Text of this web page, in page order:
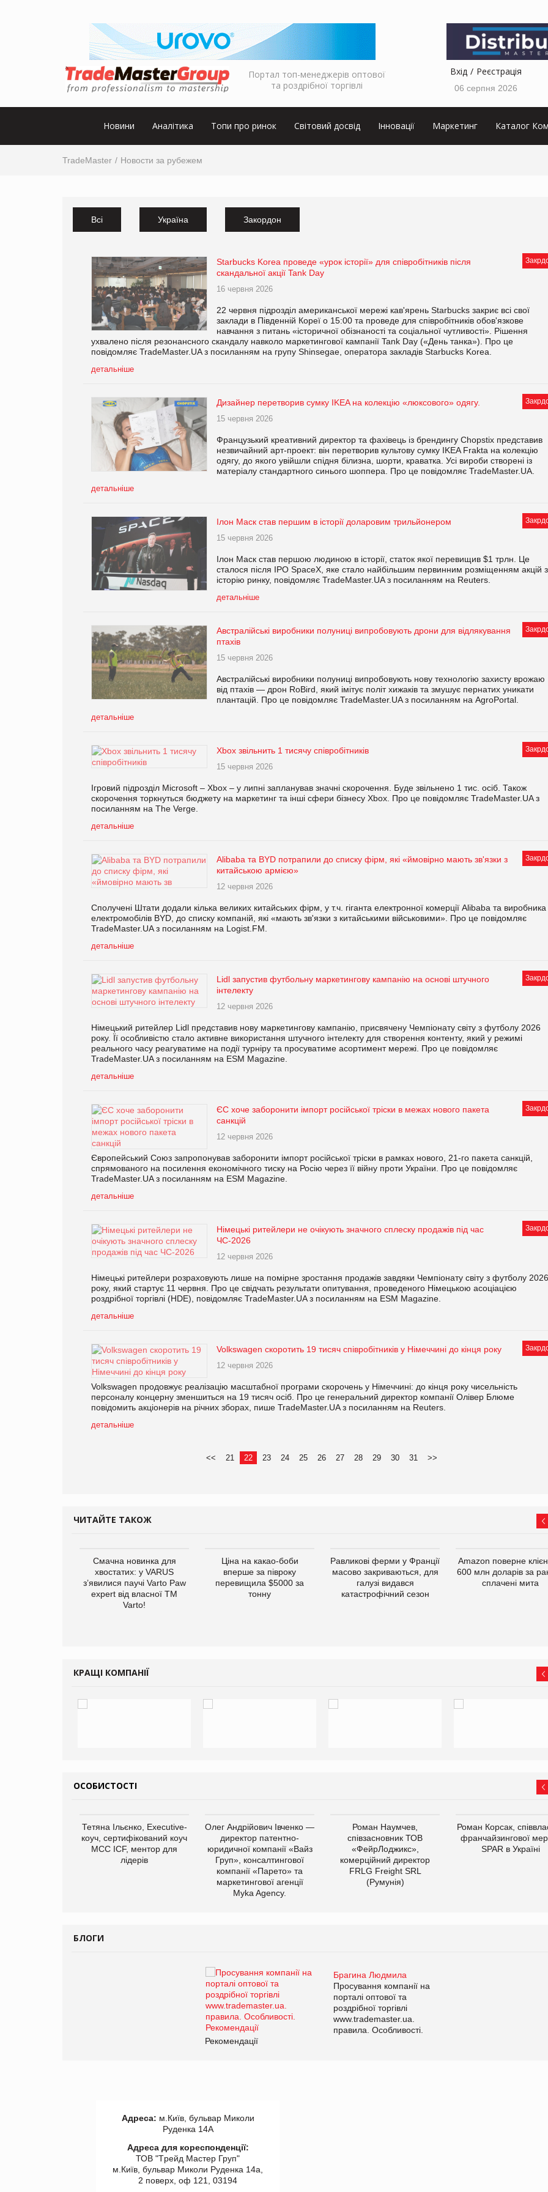
Портал топ-менеджерів оптової
та роздрібної торгівлі
Вхід Реєстрація
06 серпня 2026
Новини Аналітика Топи про ринок Світовий досвід Інновації Маркетинг Каталог
TradeMaster Новости за рубежем
Всі Україна Закордон
Starbucks Korea проведе «урок історії» для співробітників після
скандальної акції Tank Day
16 червня 2026
22 червня підрозділ американської мережі кав'ярень Starbucks закриє всі свої
заклади в Південній Кореї о 15:00 та проведе для співробітників обов'язкове
навчання з питань «історичної обізнаності та соціальної чутливості». Рішення
ухвалено після резонансного скандалу навколо маркетингової кампанії Tank Day («День танка»). Про це
повідомляє TradeMaster.UA з посиланням на групу Shinsegae, оператора закладів Starbucks Korea.
детальніше
Дизайнер перетворив сумку IKEA на колекцію «люксового» одягу.
15 червня 2026
Французький креативний директор та фахівець із брендингу Chopstix представив
незвичайний арт-проект: він перетворив культову сумку IKEA Frakta на колекцію
одягу, до якого увійшли спідня білизна, шорти, краватка. Усі вироби створені із
матеріалу стандартного синього шоппера. Про це повідомляє TradeMaster.UA.
детальніше
Ілон Маск став першим в історії доларовим трильйонером
15 червня 2026
Ілон Маск став першою людиною в історії, статок якої перевищив $1 трлн. Це
сталося після IPO SpaceX, яке стало найбільшим первинним розміщенням акцій
історію ринку, повідомляє TradeMaster.UA з посиланням на Reuters.
детальніше
Австралійські виробники полуниці випробовують дрони для відлякування
птахів
15 червня 2026
Австралійські виробники полуниці випробовують нову технологію захисту врожаю
від птахів — дрон RoBird, який імітує політ хижаків та змушує пернатих уникати
плантацій. Про це повідомляє TradeMaster.UA з посиланням на AgroPortal.
детальніше
Xbox звільнить 1 тисячу співробітників
15 червня 2026
Ігровий підрозділ Microsoft – Xbox – у липні запланував значні скорочення. Буде звільнено 1 тис. осіб. Також
скорочення торкнуться бюджету на маркетинг та інші сфери бізнесу Xbox. Про це повідомляє TradeMaster.UA з
посиланням на The Verge.
детальніше
Alibaba та BYD потрапили до списку фірм, які «ймовірно мають зв'язки з
китайською армією»
12 червня 2026
Сполучені Штати додали кілька великих китайських фірм, у т.ч. гіганта електронної комерції Alibaba та виробника
електромобілів BYD, до списку компаній, які «мають зв'язки з китайськими військовими». Про це повідомляє
TradeMaster.UA з посиланням на Logist.FM.
детальніше
Lidl запустив футбольну маркетингову кампанію на основі штучного
інтелекту
12 червня 2026
Німецький ритейлер Lidl представив нову маркетингову кампанію, присвячену Чемпіонату світу з футболу 2026
року. Її особливістю стало активне використання штучного інтелекту для створення контенту, який у режимі
реального часу реагуватиме на події турніру та просуватиме асортимент мережі. Про це повідомляє
TradeMaster.UA з посиланням на ESM Magazine.
детальніше
ЄС хоче заборонити імпорт російської тріски в межах нового пакета
санкцій
12 червня 2026
Європейський Союз запропонував заборонити імпорт російської тріски в рамках нового, 21-го пакета санкцій,
спрямованого на посилення економічного тиску на Росію через її війну проти України. Про це повідомляє
TradeMaster.UA з посиланням на ESM Magazine.
детальніше
Німецькі ритейлери не очікують значного сплеску продажів під час
ЧС-2026
12 червня 2026
Німецькі ритейлери розраховують лише на помірне зростання продажів завдяки Чемпіонату світу з футболу 2026
року, який стартує 11 червня. Про це свідчать результати опитування, проведеного Німецькою асоціацією
роздрібної торгівлі (HDE), повідомляє TradeMaster.UA з посиланням на ESM Magazine.
детальніше
Volkswagen скоротить 19 тисяч співробітників у Німеччині до кінця року
12 червня 2026
Volkswagen продовжує реалізацію масштабної програми скорочень у Німеччині: до кінця року чисельність
персоналу концерну зменшиться на 19 тисяч осіб. Про це генеральний директор компанії Олівер Блюме
повідомить акціонерів на річних зборах, пише TradeMaster.UA з посиланням на Reuters.
детальніше
<< 21 22 23 24 25 26 27 28 29 30 31 >>
ЧИТАЙТЕ ТАКОЖ
Смачна новинка для
хвостатих: у VARUS
з’явилися паучі Varto Paw
expert від власної ТМ
Varto!
Ціна на какао-боби
вперше за півроку
перевищила $5000 за
тонну
Равликові ферми у Франції
масово закриваються, для
галузі видався
катастрофічний сезон
Amazon поверне
600 млн доларів за
сплачені мита
КРАЩІ КОМПАНІЇ
ОСОБИСТОСТІ
Тетяна Ільєнко, Executive-
коуч, сертифікований коуч
МСС ICF, ментор для
лідерів
Олег Андрійович Івченко —
директор патентно-
юридичної компанії «Вайз
Груп», консалтингової
компанії «Парето» та
маркетингової агенції
Myka Agency.
Роман Наумчев,
співзасновник ТОВ
«ФейрЛоджикс»,
комерційний директор
FRLG Freight SRL
(Румунія)
Роман Корсак,
франчайзингової
SPAR в Україні
БЛОГИ
Брагина Людмила
Просування компанії на
порталі оптової та
роздрібної торгівлі
www.trademaster.ua.
правила. Особливості.
Рекомендації
Адреса: м.Київ, бульвар Миколи
Руденка 14А
Адреса для кореспонденції:
ТОВ "Tрейд Мастер Груп"
м.Київ, бульвар Миколи Руденка 14а,
2 поверх, оф 121, 03194